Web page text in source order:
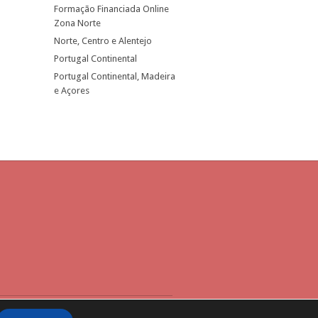
Formação Financiada Online
Zona Norte
Norte, Centro e Alentejo
Portugal Continental
Portugal Continental, Madeira
e Açores